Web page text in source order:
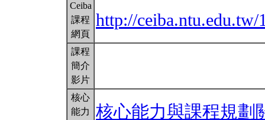
Ceiba
課程
網頁
http://ceiba.ntu.edu.tw/
課程
簡介
影片
核心
能力
核心能力與課程規劃